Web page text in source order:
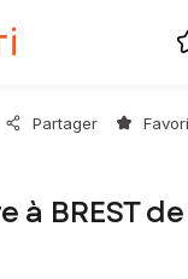
Partager
BREST de